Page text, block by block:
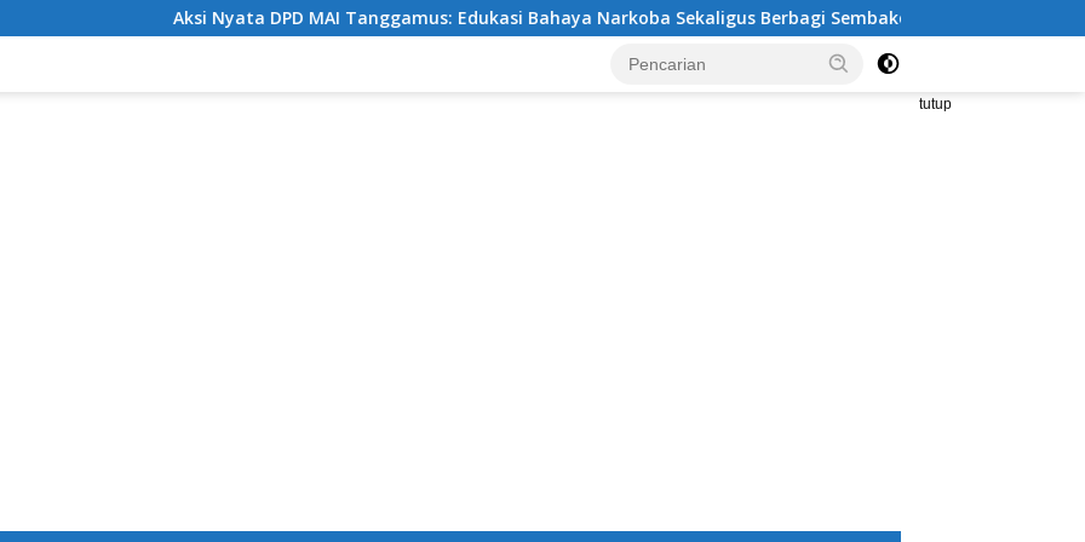
Aksi Nyata DPD MAI Tanggamus: Edukasi Bahaya Narkoba Sekaligus Berbagi Sembako Kritik Tajam Sekda
tutup